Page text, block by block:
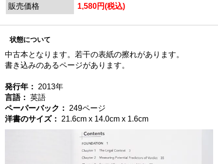
販売価格
1,580円(税込)
状態について
中古本となります。若干の表紙の擦れがあります。
書き込みのあるページがあります。
発行年：
2013年
言語： 英語
ペーパーバック：
249ページ
洋書のサイズ：
21.6cm x 14.0cm x 1.6cm